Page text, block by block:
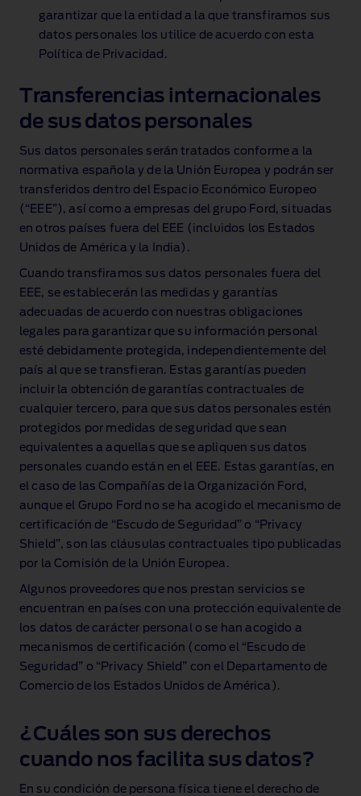
garantizar que la entidad a la que transfiramos sus
datos personales los utilice de acuerdo con esta
Política de Privacidad.
Transferencias internacionales
de sus datos personales
Sus datos personales serán tratados conforme a la
normativa española y de la Unión Europea y podrán ser
transferidos dentro del Espacio Económico Europeo
(“EEE”), así como a empresas del grupo Ford, situadas
en otros países fuera del EEE (incluidos los Estados
Unidos de América y la India).
Cuando transfiramos sus datos personales fuera del
EEE, se establecerán las medidas y garantías
adecuadas de acuerdo con nuestras obligaciones
legales para garantizar que su información personal
esté debidamente protegida, independientemente del
país al que se transfieran. Estas garantías pueden
incluir la obtención de garantías contractuales de
cualquier tercero, para que sus datos personales estén
protegidos por medidas de seguridad que sean
equivalentes a aquellas que se apliquen sus datos
personales cuando están en el EEE. Estas garantías, en
el caso de las Compañías de la Organización Ford,
aunque el Grupo Ford no se ha acogido el mecanismo de
certificación de “Escudo de Seguridad” o “Privacy
Shield”, son las cláusulas contractuales tipo publicadas
por la Comisión de la Unión Europea.
Algunos proveedores que nos prestan servicios se
encuentran en países con una protección equivalente de
los datos de carácter personal o se han acogido a
mecanismos de certificación (como el “Escudo de
Seguridad” o “Privacy Shield” con el Departamento de
Comercio de los Estados Unidos de América).
¿Cuáles son sus derechos
cuando nos facilita sus datos?
En su condición de persona física tiene el derecho de